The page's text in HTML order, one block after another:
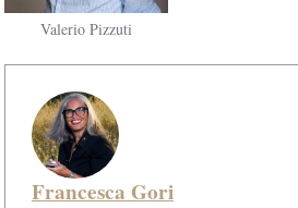
Valerio Pizzuti
Francesca Gori